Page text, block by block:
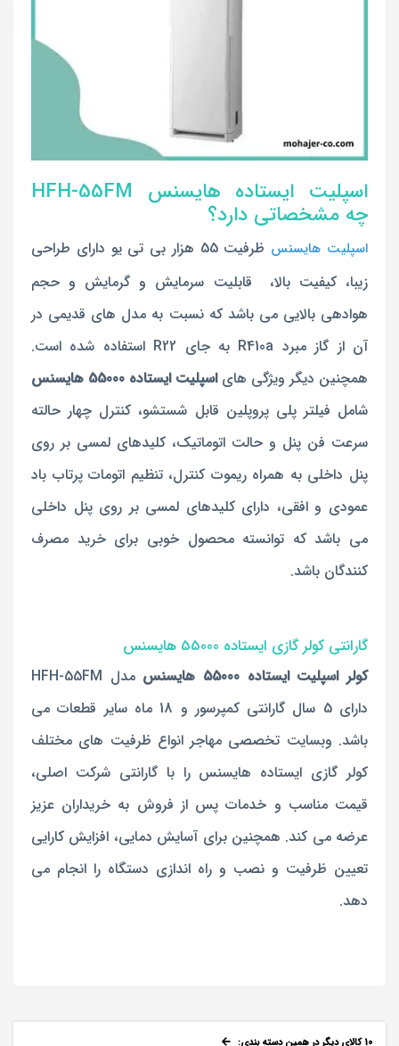
اسپلیت ایستاده هایسنس HFH-55FM
چه مشخصاتی دارد؟
اسپلیت هایسنس
ظرفیت 55 هزار بی تی یو دارای طراحی
زیبا، کیفیت بالا، قابلیت سرمایش و گرمایش و حجم
هوادهی بالایی می باشد که نسبت به مدل های قدیمی در
آن از گاز مبرد R410a به جای R22 استفاده شده است.
همچنین دیگر ویژگی هایاسپلیت ایستاده 55000 هایسنس
شامل فیلتر پلی پروپلین قابل شستشو، کنترل چهار حالته
سرعت فن پنل و حالت اتوماتیک، کلیدهای لمسی بر روی
پنل داخلی به همراه ریموت کنترل، تنظیم اتومات پرتاب باد
عمودی و افقی، دارای کلیدهای لمسی بر روی پنل داخلی
می باشد که توانسته محصول خوبی برای خرید مصرف
کنندگان باشد.
گارانتی کولر گازی ایستاده 55000 هایسنس
کولر اسپلیت ایستاده 55000 هایسنس
مدل HFH-55FM
دارای 5 سال گارانتی کمپرسور و 18 ماه سایر قطعات می
باشد. وبسایت تخصصی مهاجر انواع ظرفیت های مختلف
کولر گازی ایستاده هایسنس را با گارانتی شرکت اصلی،
قیمت مناسب و خدمات پس از فروش به خریداران عزیز
عرضه می کند. همچنین برای آسایش دمایی، افزایش کارایی
تعیین ظرفیت و نصب و راه اندازی دستگاه را انجام می
دهد.
10 کالای دیگر در همین دسته بندی: